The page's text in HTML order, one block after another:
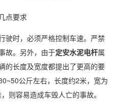
点要求
驶时，必须严格控制车速。严禁
故。另外，由于定安水泥电杆属
的长度及宽度都提出了更高的要
公斤左右，长度约2米，宽为
则容易造成车毁人亡的事故。